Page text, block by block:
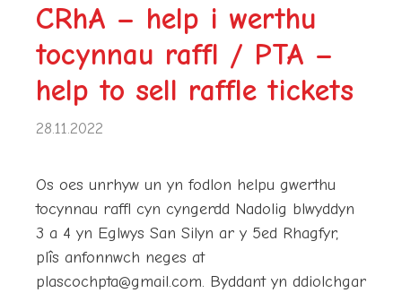
CRhA – help i werthu
tocynnau raffl / PTA –
help to sell raffle tickets
28.11.2022
Os oes unrhyw un yn fodlon helpu gwerthu
tocynnau raffl cyn cyngerdd Nadolig blwyddyn
3 a 4 yn Eglwys San Silyn ar y 5ed Rhagfyr,
plîs anfonnwch neges at
plascochpta@gmail.com. Byddant yn ddiolchgar